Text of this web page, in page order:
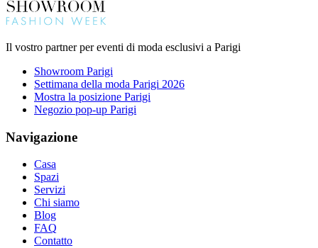
Il vostro partner per eventi di moda esclusivi a Parigi
Showroom Parigi
Settimana della moda Parigi 2026
Mostra la posizione Parigi
Negozio pop-up Parigi
Navigazione
Casa
Spazi
Servizi
Chi siamo
Blog
FAQ
Contatto